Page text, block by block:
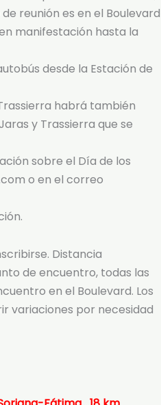
reunión es en el Boulevard
manifestación hasta la
desde la Estación de
habrá también
y Trassierra que se
sobre el Día de los
o en el correo
Distancia
de encuentro, todas las
en el Boulevard. Los
variaciones por necesidad